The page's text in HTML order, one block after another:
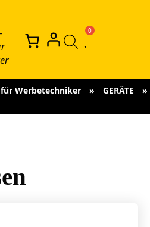
Werbetechniker » GERÄTE
»